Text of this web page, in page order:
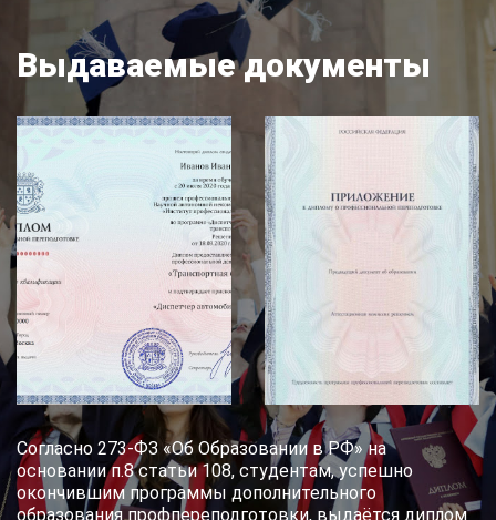
Выдаваемые документы
Согласно 273-ФЗ «Об Образовании в РФ» на
основании п.8 статьи 108, студентам, успешно
окончившим программы дополнительного
образования профпереподготовки, выдаётся диплом